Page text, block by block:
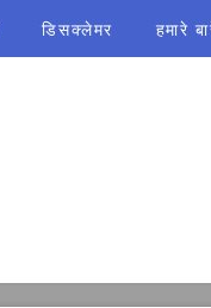
डिसक्लेमर हमारे